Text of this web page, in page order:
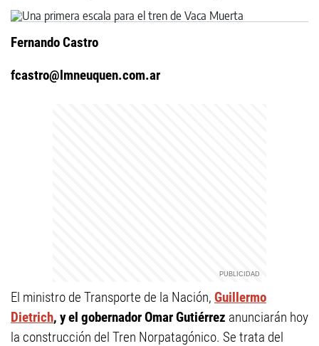
Fernando Castro
fcastro@lmneuquen.com.ar
El ministro de Transporte de la Nación, Guillermo
Dietrich, y el gobernador Omar Gutiérrez anunciarán hoy
la construcción del Tren Norpatagónico. Se trata del